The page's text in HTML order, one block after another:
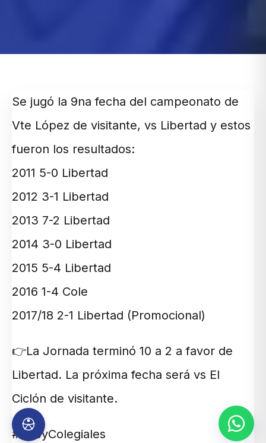
Se jugó la 9na fecha del campeonato de
Vte López de visitante, vs Libertad y estos
fueron los resultados:
2011 5-0 Libertad
2012 3-1 Libertad
2013 7-2 Libertad
2014 3-0 Libertad
2015 5-4 Libertad
2016 1-4 Cole
2017/18 2-1 Libertad (Promocional)
👉La Jornada terminó 10 a 2 a favor de
Libertad. La próxima fecha será vs El
Ciclón de visitante.
#BabyColegiales